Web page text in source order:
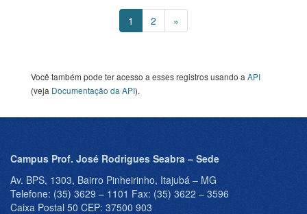
1 2 »
Você também pode ter acesso a esses registros usando a API
(veja Documentação da API).
Campus Prof. José Rodrigues Seabra – Sede
Av. BPS, 1303, Bairro Pinheirinho, Itajubá – MG
Telefone: (35) 3629 – 1101 Fax: (35) 3622 – 3596
Caixa Postal 50 CEP: 37500 903